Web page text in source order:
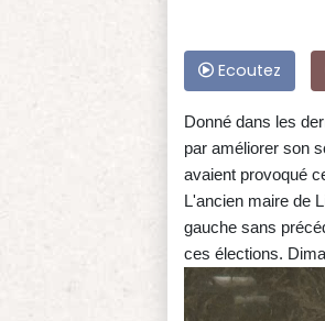
Ecoutez
Donné dans les
par améliorer son
avaient provoqué
L'ancien maire de
gauche sans
ces élections.